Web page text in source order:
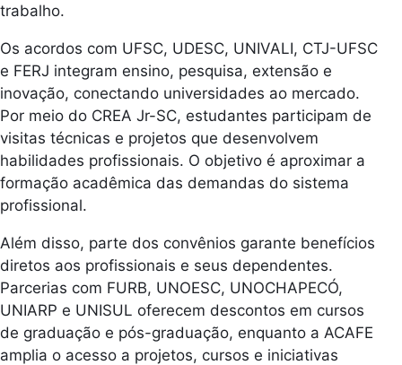
trabalho.
Os acordos com UFSC, UDESC, UNIVALI, CTJ-UFSC
e FERJ integram ensino, pesquisa, extensão e
inovação, conectando universidades ao mercado.
Por meio do CREA Jr-SC, estudantes participam de
visitas técnicas e projetos que desenvolvem
habilidades profissionais. O objetivo é aproximar a
formação acadêmica das demandas do sistema
profissional.
Além disso, parte dos convênios garante benefícios
diretos aos profissionais e seus dependentes.
Parcerias com FURB, UNOESC, UNOCHAPECÓ,
UNIARP e UNISUL oferecem descontos em cursos
de graduação e pós-graduação, enquanto a ACAFE
amplia o acesso a projetos, cursos e iniciativas